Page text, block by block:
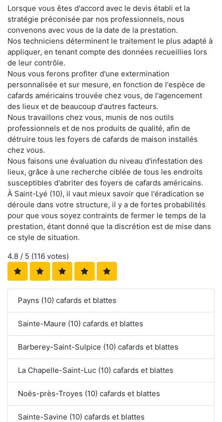
Lorsque vous êtes d'accord avec le devis établi et la
stratégie préconisée par nos professionnels, nous
convenons avec vous de la date de la prestation.
Nos techniciens déterminent le traitement le plus adapté à
appliquer, en tenant compte des données recueillies lors
de leur contrôle.
Nous vous ferons profiter d'une extermination
personnalisée et sur mesure, en fonction de l'espèce de
cafards américains trouvée chez vous, de l'agencement
des lieux et de beaucoup d'autres facteurs.
Nous travaillons chez vous, munis de nos outils
professionnels et de nos produits de qualité, afin de
détruire tous les foyers de cafards de maison installés
chez vous.
Nous faisons une évaluation du niveau d'infestation des
lieux, grâce à une recherche ciblée de tous les endroits
susceptibles d'abriter des foyers de cafards américains.
À Saint-Lyé (10), il vaut mieux savoir que l'éradication se
déroule dans votre structure, il y a de fortes probabilités
pour que vous soyez contraints de fermer le temps de la
prestation, étant donné que la discrétion est de mise dans
ce style de situation.
4.8 / 5 (116 votes)
Payns (10) cafards et blattes
Sainte-Maure (10) cafards et blattes
Barberey-Saint-Sulpice (10) cafards et blattes
La Chapelle-Saint-Luc (10) cafards et blattes
Noës-près-Troyes (10) cafards et blattes
Sainte-Savine (10) cafards et blattes